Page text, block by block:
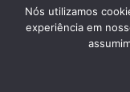
do
última
No caso da
Nós utilizamos
experiência em